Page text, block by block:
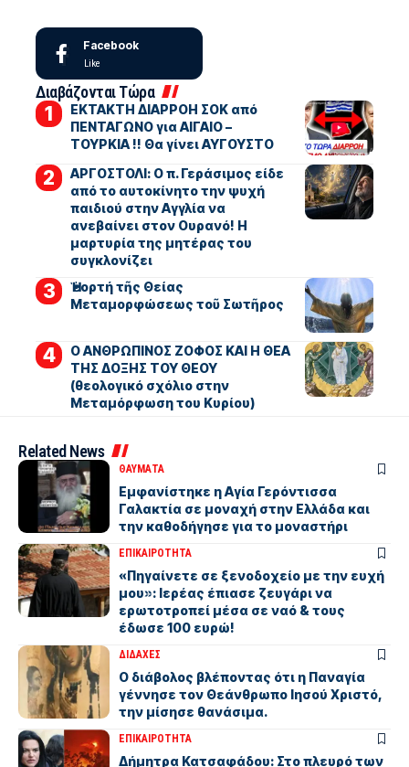
Facebook
Like
Διαβάζονται Τώρα
ΕΚΤΑΚΤΗ ΔΙΑΡΡΟΗ ΣΟΚ από
ΠΕΝΤΑΓΩΝΟ για ΑΙΓΑΙΟ –
ΤΟΥΡΚΙΑ !! Θα γίνει ΑΥΓΟΥΣΤΟ
ΑΡΓΟΣΤΟΛΙ: Ο π. Γεράσιμος είδε
από το αυτοκίνητο την ψυχή
παιδιού στην Αγγλία να
ανεβαίνει στον Ουρανό! Η
μαρτυρία της μητέρας του
συγκλονίζει
Ἡ ἑορτή τῆς Θείας
Μεταμορφώσεως τοῦ Σωτῆρος
Ο ΑΝΘΡΩΠΙΝΟΣ ΖΟΦΟΣ ΚΑΙ Η ΘΕΑ
ΤΗΣ ΔΟΞΗΣ ΤΟΥ ΘΕΟΥ
(θεολογικό σχόλιο στην
Μεταμόρφωση του Κυρίου)
Related News
ΘΑΥΜΑΤΑ
Εμφανίστηκε η Αγία Γερόντισσα
Γαλακτία σε μοναχή στην Ελλάδα και
την καθοδήγησε για το μοναστήρι
ΕΠΙΚΑΙΡΟΤΗΤΑ
«Πηγαίνετε σε ξενοδοχείο με την ευχή
μου»: Ιερέας έπιασε ζευγάρι να
ερωτοτροπεί μέσα σε ναό & τους
έδωσε 100 ευρώ!
ΔΙΔΑΧΕΣ
Ο διάβολος βλέποντας ότι η Παναγία
γέννησε τον Θεάνθρωπο Ιησού Χριστό,
την μίσησε θανάσιμα.
ΕΠΙΚΑΙΡΟΤΗΤΑ
Δήμητρα Κατσαφάδου: Στο πλευρό των